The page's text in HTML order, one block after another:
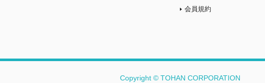
会員規約
Copyright © TOHAN CORPORATION